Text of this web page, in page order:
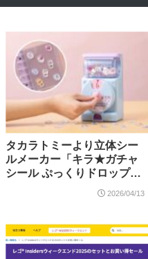
タカラトミーより立体シー
ルメーカー「キラ★ガチャ
シール ぷっくりドロップ」
が新発売！ハローキティの
別売りセットも 2026年8月
2026/04/13